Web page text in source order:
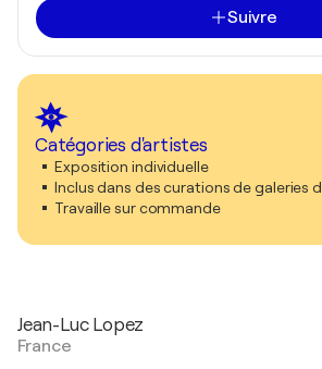
Suivre
Catégories d'artistes
Exposition individuelle
Inclus dans des curations de galeries
Travaille sur commande
Jean-Luc Lopez
France